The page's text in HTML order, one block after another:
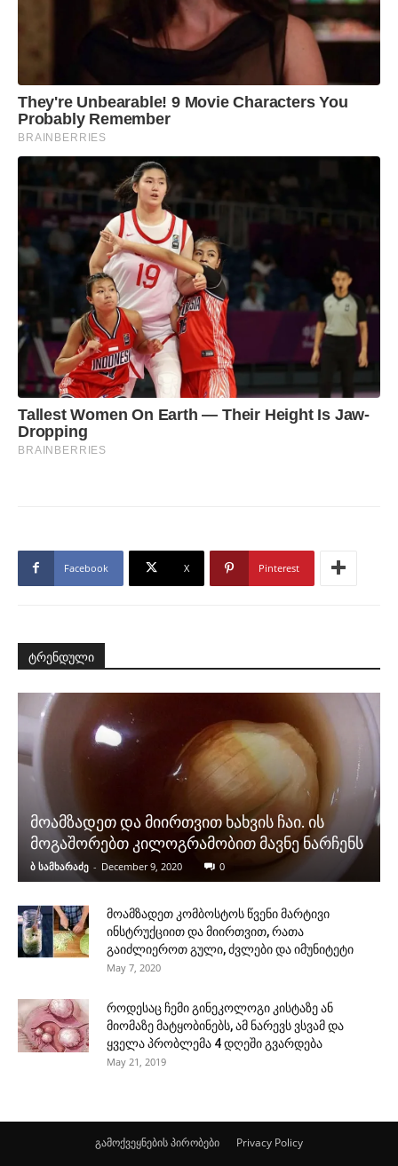
Facebook X Pinterest
ტრენდული
მოამზადეთ და მიირთვით ხახვის ჩაი. ის
მოგაშორებთ კილოგრამობით მავნე ნარჩენს
ბ სამხარაძე - December 9, 2020 0
მოამზადეთ კომბოსტოს წვენი მარტივი
ინსტრუქციით და მიირთვით, რათა
გაიძლიეროთ გული, ძვლები და იმუნიტეტი
May 7, 2020
როდესაც ჩემი გინეკოლოგი კისტაზე ან
მიომაზე მატყობინებს, ამ ნარევს ვსვამ და
ყველა პრობლემა 4 დღეში გვარდება
May 21, 2019
გამოქვეყნების პირობები Privacy Policy